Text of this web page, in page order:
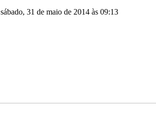
sábado, 31 de maio de 2014 às 09:13